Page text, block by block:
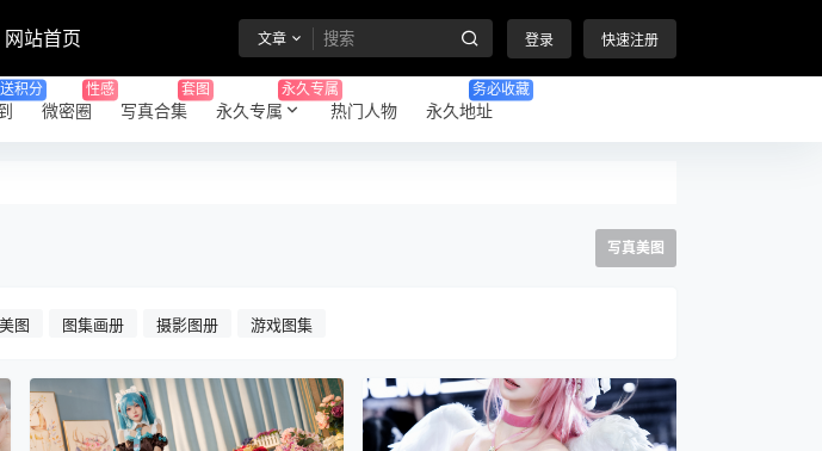
网站首页 文章 登录 快速注册
送积分
微密圈
性感
写真合集
套图
永久专属
永久专属
热门人物 永久地址
务必收藏
写真美图
图 图集画册 摄影图册 游戏图集